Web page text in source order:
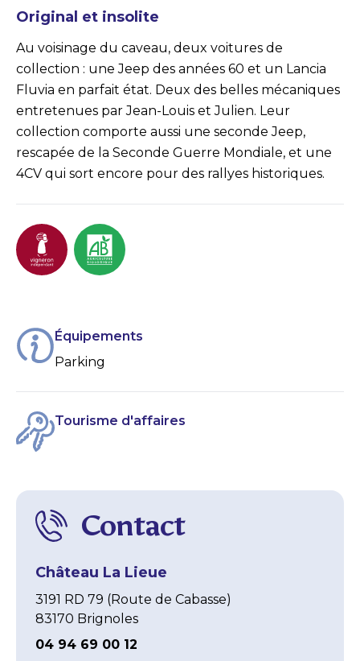
Original et insolite
Au voisinage du caveau, deux voitures de
collection : une Jeep des années 60 et un Lancia
Fluvia en parfait état. Deux des belles mécaniques
entretenues par Jean-Louis et Julien. Leur
collection comporte aussi une seconde Jeep,
rescapée de la Seconde Guerre Mondiale, et une
4CV qui sort encore pour des rallyes historiques.
Équipements
Parking
Tourisme d'affaires
Contact
Château La Lieue
3191 RD 79 (Route de Cabasse)
83170 Brignoles
04 94 69 00 12